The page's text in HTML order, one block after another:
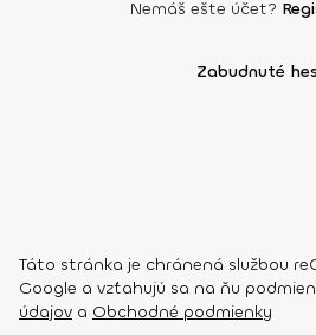
Nemáš ešte účet?
Zabudnuté
Táto stránka je chránená službou
Google a vzťahujú sa na ňu
údajov a Obchodné podmienky